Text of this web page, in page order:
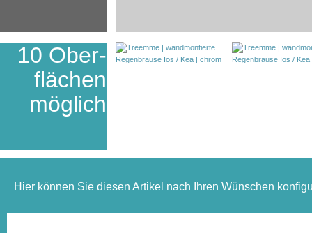
10 Ober-
flächen
möglich
Hier können Sie diesen Artikel nach Ihren Wünschen